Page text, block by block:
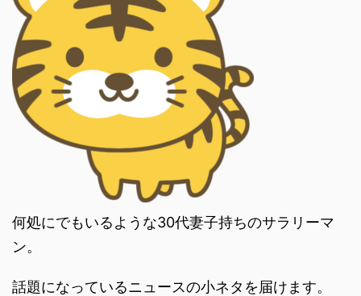
何処にでもいるような30代妻子持ちのサラリーマ
ン。
話題になっているニュースの小ネタを届けます。